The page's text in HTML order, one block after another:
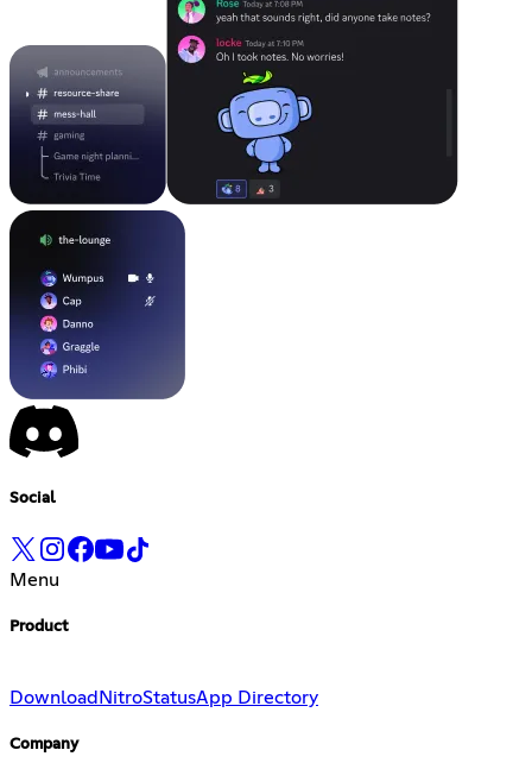
Social
Menu
Product
DownloadNitroStatusApp Directory
Company